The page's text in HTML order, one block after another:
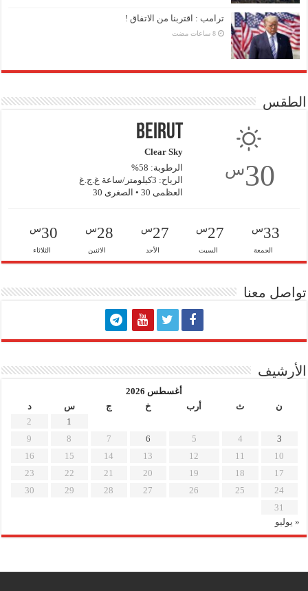
ترامب : اقتربنا من الاتفاق !
‏8 ساعات مضت
الطقس
30س
Beirut
Clear Sky
الرطوبة: 58%
الرياح: 3كيلومتر/ساعة غ.ج.غ
العظمى 30 • الصغرى 30
33س
الجمعة
27س
السبت
27س
الأحد
28س
الاثنين
30س
الثلاثاء
تواصل معنا
الأرشيف
أغسطس 2026
ن
ث أرب خ ج س
د
1
2
3
4
5
6
7
8
9
10
11
12
13
14
15
16
17
18
19
20
21
22
23
24
25
26
27
28
29
30
31
« يوليو